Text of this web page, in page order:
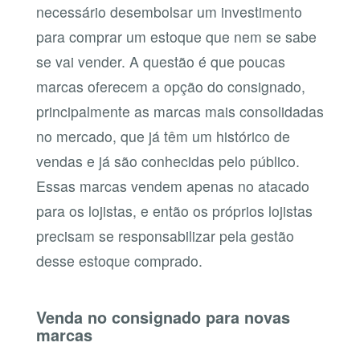
necessário desembolsar um investimento
para comprar um estoque que nem se sabe
se vai vender. A questão é que poucas
marcas oferecem a opção do consignado,
principalmente as marcas mais consolidadas
no mercado, que já têm um histórico de
vendas e já são conhecidas pelo público.
Essas marcas vendem apenas no atacado
para os lojistas, e então os próprios lojistas
precisam se responsabilizar pela gestão
desse estoque comprado.
Venda no consignado para novas
marcas